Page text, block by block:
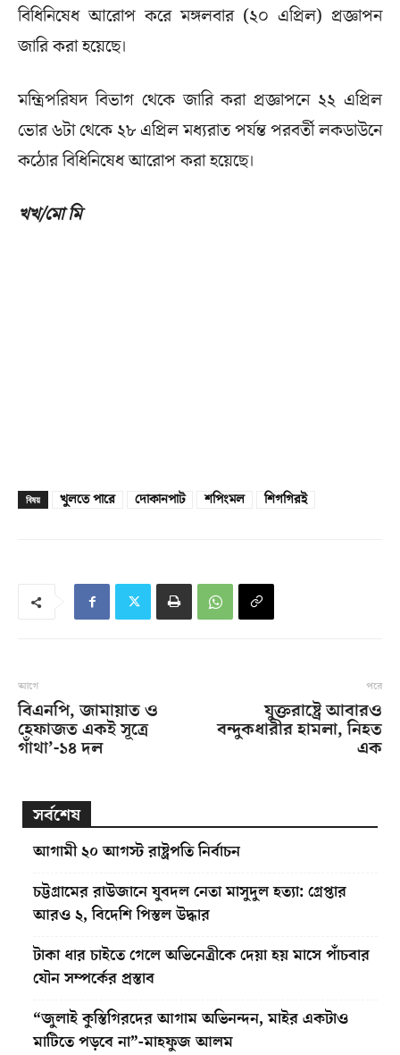
বিধিনিষেধ আরোপ করে মঙ্গলবার (২০ এপ্রিল) প্রজ্ঞাপন
জারি করা হয়েছে।
মন্ত্রিপরিষদ বিভাগ থেকে জারি করা প্রজ্ঞাপনে ২২ এপ্রিল
ভোর ৬টা থেকে ২৮ এপ্রিল মধ্যরাত পর্যন্ত পরবর্তী লকডাউনে
কঠোর বিধিনিষেধ আরোপ করা হয়েছে।
খখ/মো মি
বিষয় খুলতে পারে দোকানপাট শপিংমল শিগগিরই
আগে
বিএনপি, জামায়াত ও
হেফাজত একই সূত্রে
গাঁথা’-১৪ দল
পরে
যুক্তরাষ্ট্রে আবারও
বন্দুকধারীর হামলা, নিহত
এক
সর্বশেষ
আগামী ২০ আগস্ট রাষ্ট্রপতি নির্বাচন
চট্টগ্রামের রাউজানে যুবদল নেতা মাসুদুল হত্যা: গ্রেপ্তার
আরও ২, বিদেশি পিস্তল উদ্ধার
টাকা ধার চাইতে গেলে অভিনেত্রীকে দেয়া হয় মাসে পাঁচবার
যৌন সম্পর্কের প্রস্তাব
“জুলাই কুস্তিগিরদের আগাম অভিনন্দন, মাইর একটাও
মাটিতে পড়বে না”-মাহফুজ আলম